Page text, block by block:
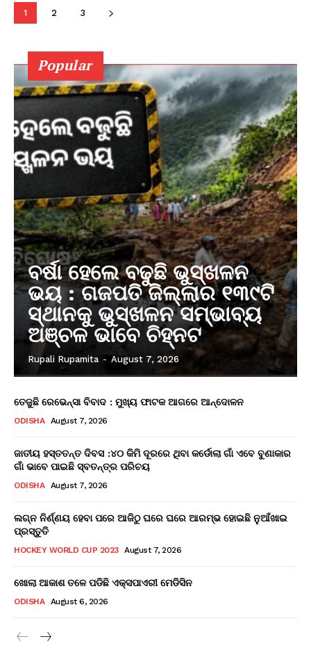
1 2 3
Popular
ବର୍ଷା ହେଲେ ବଢୁଛି ଭୁସ୍ଖଳନ
ଭୟ : ଗଜପତି ଜିଲ୍ଲାର ୧୩୯ଟି
ସ୍ଥାନକୁ ଭୁସ୍ଖଳନ ସମ୍ଭାବ୍ୟ
ଅଞ୍ଚଳ ଭାବେ ଚିହ୍ନଟ
Rupali Rupamita - August 7, 2026
ତେଜୁଛି ରେଭେନ୍ସା ବିବାଦ : ମୁଖ୍ୟ ଫାଟକ ଆଗରେ ଆନ୍ଦୋଳନ
ODISHA August 7, 2026
ଜାତୀୟ ହସ୍ତତନ୍ତ ଦିବସ :୪୦ କିମି ଦୂରରେ ଥିବା କର୍ଡୋଲା ଗାଁ ଏବେ ବୁଣାକାର
ଗାଁ ଭାବେ ପାଇଛି ସ୍ବତନ୍ତ୍ର ପରିଚୟ
ODISHA August 7, 2026
ଲଗ୍ନ ନିର୍ଣ୍ଣୟ ହେବା ପରେ ଆଜିଠୁ ଘରେ ଘରେ ଆରମ୍ଭ ହୋଇଛି ନୁଆଁଖାଇ
ପ୍ରସ୍ତୁତି
HOCKEY WORLD CUP 2023 August 7, 2026
ଖୋଲା ଆକାଶ ତଳେ ପଡିଛି ଏକ୍ସପାଏରୀ ମେଡିସିନ
ODISHA August 6, 2026